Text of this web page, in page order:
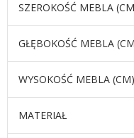
SZEROKOŚĆ MEBLA
GŁĘBOKOŚĆ MEBLA
WYSOKOŚĆ MEBLA (CM)
MATERIAŁ